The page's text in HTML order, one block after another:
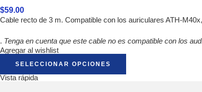
$59.00
Cable recto de 3 m. Compatible con los auriculares ATH-
. Tenga en cuenta que este cable no es compatible con los
Agregar al wishlist
SELECCIONAR OPCIONES
Vista rápida